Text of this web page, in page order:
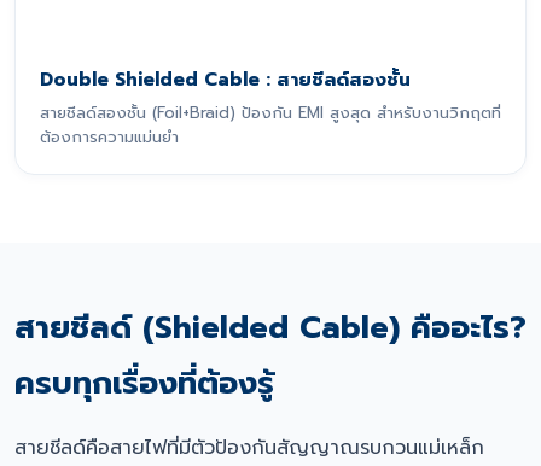
Double Shielded Cable : สายชีลด์สองชั้น
สายชีลด์สองชั้น (Foil+Braid) ป้องกัน EMI สูงสุด สำหรับงานวิกฤตที่
ต้องการความแม่นยำ
สายชีลด์ (Shielded Cable) คืออะไร?
ครบทุกเรื่องที่ต้องรู้
สายชีลด์คือสายไฟที่มีตัวป้องกันสัญญาณรบกวนแม่เหล็ก